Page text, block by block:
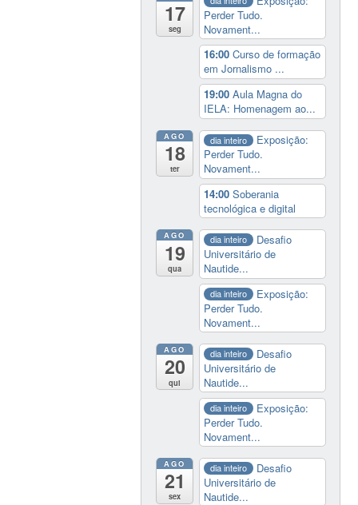
17
seg
Perder Tudo.
Novament...
16:00Curso de formação
em Jornalismo ...
19:00Aula Magna do
IELA: Homenagem ao...
AGO
18
ter
dia inteiro
Exposição:
Perder Tudo.
Novament...
14:00Soberania
tecnológica e digital
AGO
19
qua
dia inteiro
Desafio
Universitário de
Nautide...
dia inteiro
Exposição:
Perder Tudo.
Novament...
AGO
20
qui
dia inteiro
Desafio
Universitário de
Nautide...
dia inteiro
Exposição:
Perder Tudo.
Novament...
AGO
21
sex
dia inteiro
Desafio
Universitário de
Nautide...